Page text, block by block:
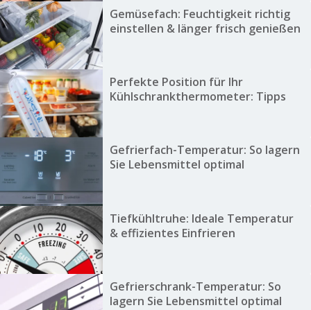
Gemüsefach: Feuchtigkeit richtig
einstellen & länger frisch genießen
Perfekte Position für Ihr
Kühlschrankthermometer: Tipps
Gefrierfach-Temperatur: So lagern
Sie Lebensmittel optimal
Tiefkühltruhe: Ideale Temperatur
& effizientes Einfrieren
Gefrierschrank-Temperatur: So
lagern Sie Lebensmittel optimal